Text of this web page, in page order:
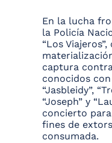
En la lucha
la Policía
“Los
captura
conocidos con
“Jasbleidy”,
“Joseph” y
concierto
fines de
consumada.